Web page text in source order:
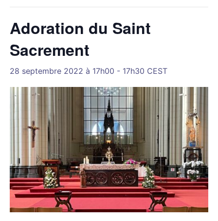
Adoration du Saint
Sacrement
28 septembre 2022 à 17h00 - 17h30 CEST